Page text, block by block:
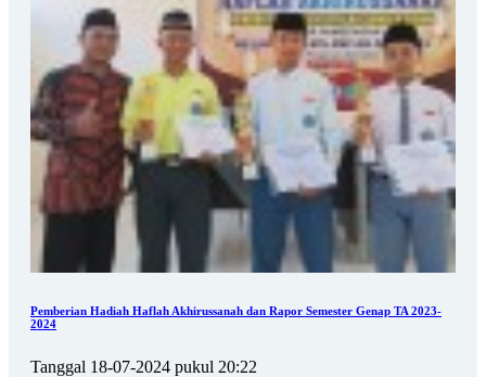
Pemberian Hadiah Haflah Akhirussanah dan Rapor Semester Genap TA 2023-
2024
Tanggal 18-07-2024 pukul 20:22